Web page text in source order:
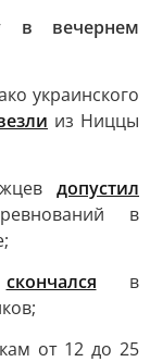
в вечернем
украинского
из Ниццы
допустил
в
скончался в
от 12 до 25